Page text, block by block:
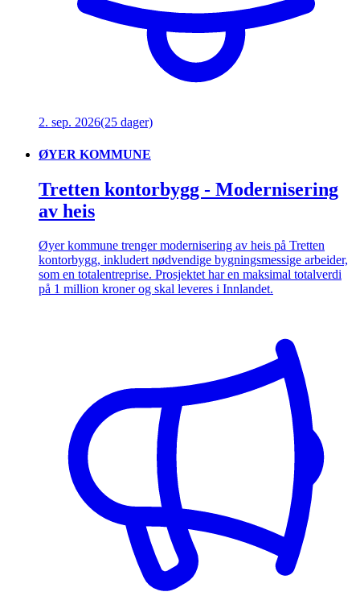
2. sep. 2026(25 dager)
ØYER KOMMUNE
Tretten kontorbygg - Modernisering
av heis
Øyer kommune trenger modernisering av heis på Tretten
kontorbygg, inkludert nødvendige bygningsmessige arbeider,
som en totalentreprise. Prosjektet har en maksimal totalverdi
på 1 million kroner og skal leveres i Innlandet.